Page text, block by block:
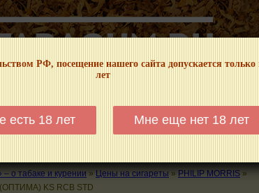
РФ, посещение нашего сайта допускается
лет
есть 18 лет Мне еще нет 18 лет
МЫ НЕ ЗАНИМАЕМСЯ ПРОДАЖЕЙ И РЕКЛАМОЙ
ТРУБКИ ГДЕ КУПИТЬ ГДЕ ПОКУРИТЬ КУРЕНИЕ И
о табаке и курении » Цены на сигареты » PHILIP MORRIS »
(ОПТИМА) KS RCB STD